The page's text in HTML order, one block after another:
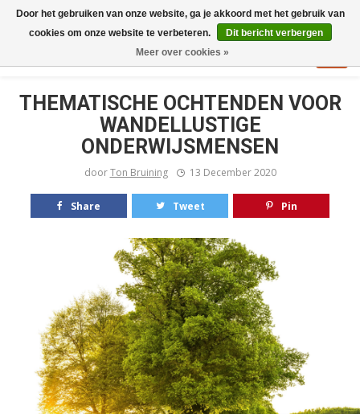
THEMATISCHE OCHTENDEN VOOR
WANDELLUSTIGE
ONDERWIJSMENSEN
doorTon Bruining 13 December 2020
Share Tweet Pin
Door het gebruiken van onze website, ga je akkoord met het gebruik van
cookies om onze website te verbeteren.
Dit bericht verbergen
Meer over cookies »